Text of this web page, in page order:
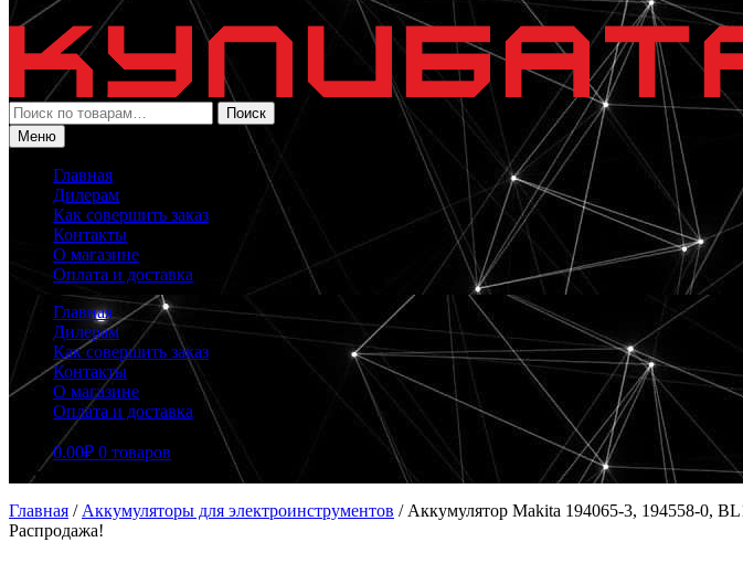
Искать:
Поиск
Меню
Главная
Дилерам
Как совершить заказ
Контакты
О магазине
Оплата и доставка
Главная
Дилерам
Как совершить заказ
Контакты
О магазине
Оплата и доставка
0.00₽ 0 товаров
Главная / Аккумуляторы для электроинструментов / Аккумулятор Makita 194065-3, 194558-0,
Распродажа!